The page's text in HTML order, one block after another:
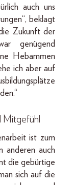
auch uns
beklagt
Zukunft der
genügend
Hebammen
ich aber auf
Mitgefühl
ist zum
anderen auch
die gebürtige
sich auf die